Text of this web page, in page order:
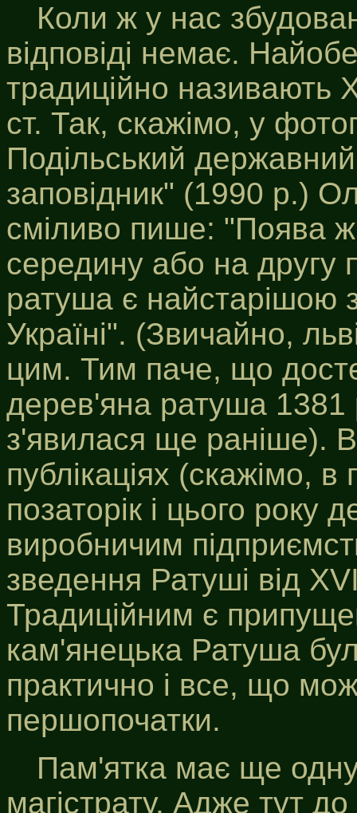
Коли ж у нас
відповіді немає.
традиційно називають
ст. Так, скажімо, у
Подільський державний
заповідник" (1990 р.)
сміливо пише: "Поява ж
середину або на другу
ратуша є найстарішою
Україні". (Звичайно,
цим. Тим паче, що
дерев'яна ратуша 1381
з'явилася ще раніше). В
публікаціях (скажімо,
позаторік і цього року
виробничим
зведення Ратуші від
Традиційним є
кам'янецька Ратуша
практично і все, що
першопочатки.
Пам'ятка має ще
магістрату. Адже тут